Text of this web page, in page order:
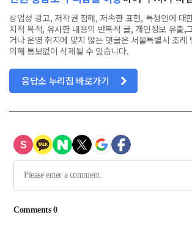
상업성 광고, 저작권 침해, 저속한 표현, 특정인에 대
치적 목적, 유사한 내용의 반복적 글, 개인정보 유출,
거나 운영 취지에 맞지 않는 댓글은 서울특별시 조례
의해 통보없이 삭제될 수 있습니다.
응답소 누리집 바로가기